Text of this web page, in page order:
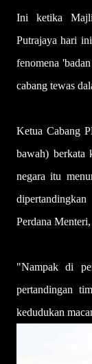
Ini ketika
Putrajaya hari
fenomena
cabang tewas
Ketua Cabang
bawah) berkata
negara itu
Perdana
"Nampak di
pertandingan
kedudukan